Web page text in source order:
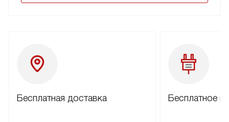
Бесплатная доставка Бесплатное